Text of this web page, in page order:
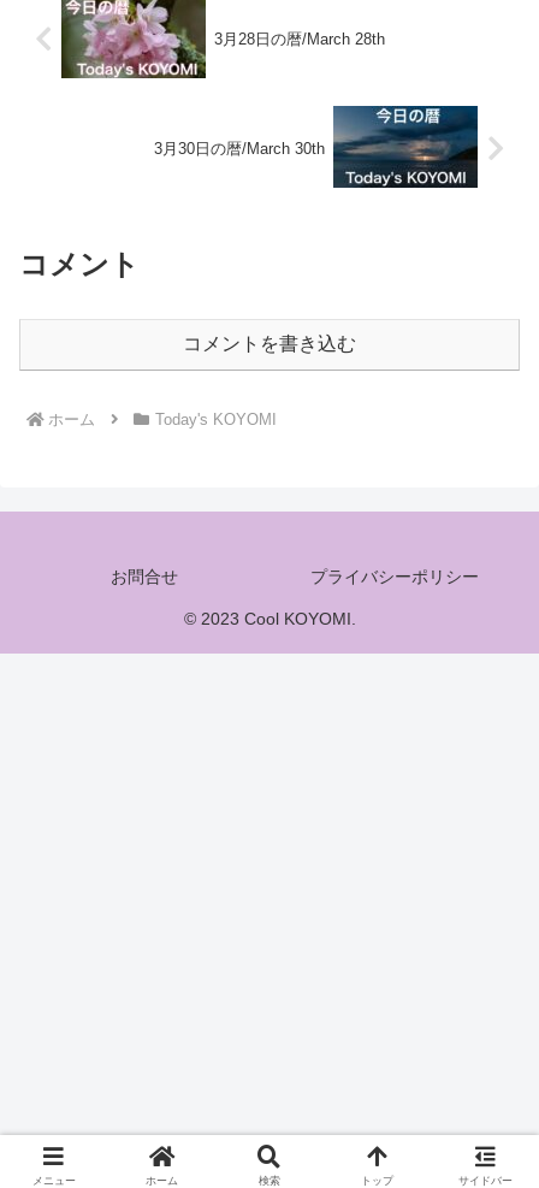
3月28日の暦/March 28th
3月30日の暦/March 30th
コメント
コメントを書き込む
ホーム Today's KOYOMI
お問合せ プライバシーポリシー
© 2023 Cool KOYOMI.
メニュー ホーム 検索 トップ サイドバー